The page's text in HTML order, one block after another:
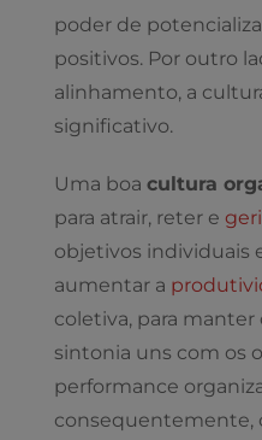
poder de
positivos. Por outro
alinhamento, a
significativo.
Uma boa cultura
para atrair, reter e
objetivos individuais
aumentar a
coletiva, para manter
sintonia uns com os
performance
consequentemente,